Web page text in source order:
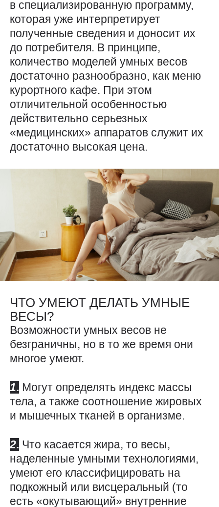
в специализированную программу,
которая уже интерпретирует
полученные сведения и доносит их
до потребителя. В принципе,
количество моделей умных весов
достаточно разнообразно, как меню
курортного кафе. При этом
отличительной особенностью
действительно серьезных
«медицинских» аппаратов служит их
достаточно высокая цена.
ЧТО УМЕЮТ ДЕЛАТЬ УМНЫЕ
ВЕСЫ?
Возможности умных весов не
безграничны, но в то же время они
многое умеют.
1. Могут определять индекс массы
тела, а также соотношение жировых
и мышечных тканей в организме.
2. Что касается жира, то весы,
наделенные умными технологиями,
умеют его классифицировать на
подкожный или висцеральный (то
есть «окутывающий» внутренние